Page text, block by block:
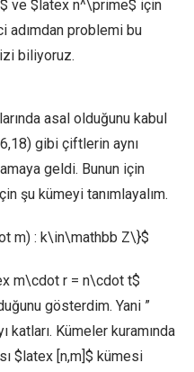
ve $latex n^\prime$ için
adımdan problemi bu
biliyoruz.
asal olduğunu kabul
gibi çiftlerin aynı
geldi. Bunun için
şu kümeyi tanımlayalım.
m) : k\in\mathbb Z\}$
m\cdot r = n\cdot t$
gösterdim. Yani ”
Kümeler kuramında
$latex [n,m]$ kümesi